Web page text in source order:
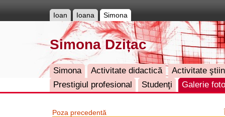
Ioan Ioana Simona
Simona Dzițac
Simona Activitate didactică
Activitate
Prestigiul profesional
Studenţi Galerie foto
Poza precedentă